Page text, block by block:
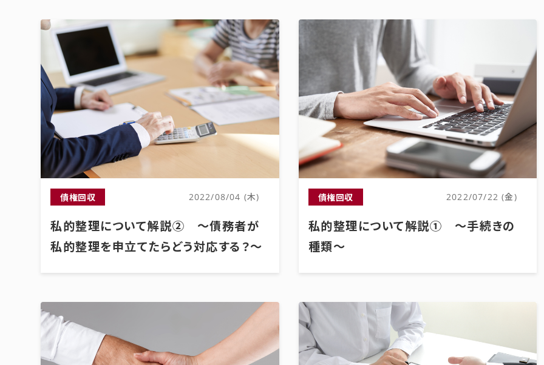
債権回収 2022/08/04 (木)
私的整理について解説② ～債務者が
私的整理を申立てたらどう対応する？～
債権回収 2022/07/22 (金)
私的整理について解説① ～手続きの
種類～